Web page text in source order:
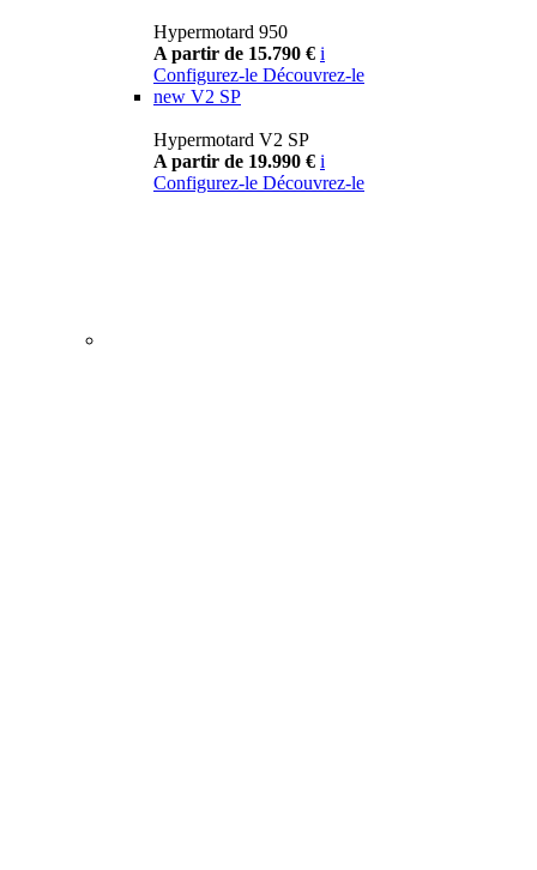
Hypermotard 950
A partir de 15.790 € i
Configurez-le Découvrez-le
new V2 SP
Hypermotard V2 SP
A partir de 19.990 € i
Configurez-le Découvrez-le